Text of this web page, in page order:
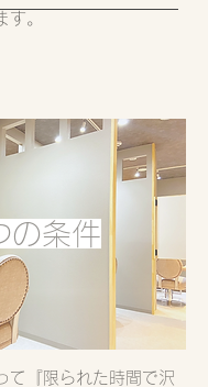
す。
の条件
て『限られた時間で沢